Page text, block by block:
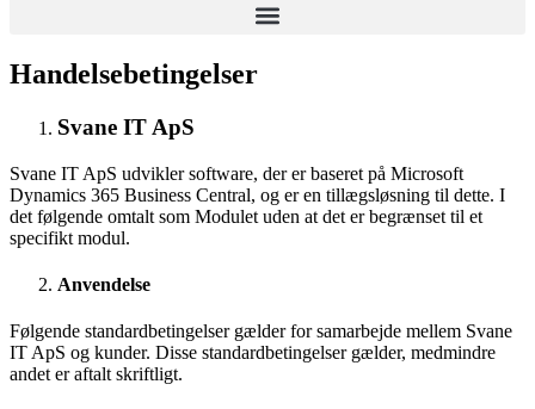
Handelsebetingelser
Svane IT ApS
Svane IT ApS udvikler software, der er baseret på Microsoft
Dynamics 365 Business Central, og er en tillægsløsning til dette. I
det følgende omtalt som Modulet uden at det er begrænset til et
specifikt modul.
Anvendelse
Følgende standardbetingelser gælder for samarbejde mellem Svane
IT ApS og kunder. Disse standardbetingelser gælder, medmindre
andet er aftalt skriftligt.